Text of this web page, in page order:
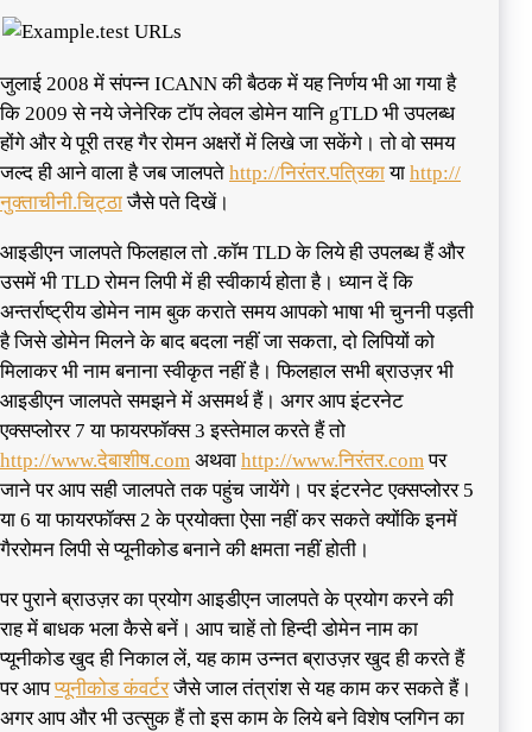
जुलाई 2008 में संपन्न ICANN की बैठक में यह निर्णय भी आ गया है
कि 2009 से नये जेनेरिक टॉप लेवल डोमेन यानि gTLD भी उपलब्ध
होंगे और ये पूरी तरह गैर रोमन अक्षरों में लिखे जा सकेंगे। तो वो समय
जल्द ही आने वाला है जब जालपते http://निरंतर.पत्रिकाया http://
नुक्ताचीनी.चिट्ठाजैसे पते दिखें।
आइडीएन जालपते फिलहाल तो .कॉम TLD के लिये ही उपलब्ध हैं और
उसमें भी TLD रोमन लिपी में ही स्वीकार्य होता है। ध्यान दें कि
अन्तर्राष्ट्रीय डोमेन नाम बुक कराते समय आपको भाषा भी चुननी पड़ती
है जिसे डोमेन मिलने के बाद बदला नहीं जा सकता, दो लिपियों को
मिलाकर भी नाम बनाना स्वीकृत नहीं है। फिलहाल सभी ब्राउज़र भी
आइडीएन जालपते समझने में असमर्थ हैं। अगर आप इंटरनेट
एक्सप्लोरर 7 या फायरफॉक्स 3 इस्तेमाल करते हैं तो
http://www.देबाशीष.com अथवा http://www.निरंतर.comपर
जाने पर आप सही जालपते तक पहुंच जायेंगे। पर इंटरनेट एक्सप्लोरर 5
या 6 या फायरफॉक्स 2 के प्रयोक्ता ऐसा नहीं कर सकते क्योंकि इनमें
गैररोमन लिपी से प्यूनीकोड बनाने की क्षमता नहीं होती।
पर पुराने ब्राउज़र का प्रयोग आइडीएन जालपते के प्रयोग करने की
राह में बाधक भला कैसे बनें। आप चाहें तो हिन्दी डोमेन नाम का
प्यूनीकोड खुद ही निकाल लें, यह काम उन्नत ब्राउज़र खुद ही करते हैं
पर आपप्यूनीकोड कंवर्टरजैसे जाल तंत्रांश से यह काम कर सकते हैं।
अगर आप और भी उत्सुक हैं तो इस काम के लिये बने विशेष प्लगिन का